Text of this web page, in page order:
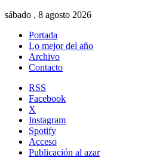
sábado , 8 agosto 2026
Portada
Lo mejor del año
Archivo
Contacto
RSS
Facebook
X
Instagram
Spotify
Acceso
Publicación al azar